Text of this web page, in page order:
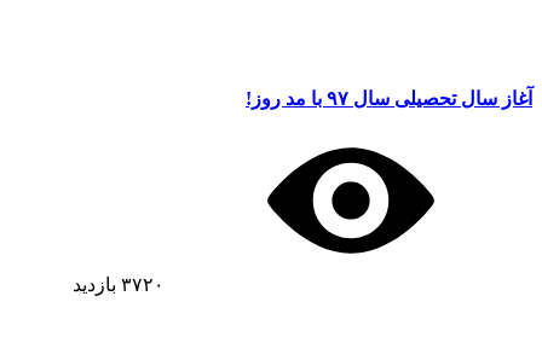
آغاز سال تحصیلی سال ۹۷ با مد روز!
۳۷۲۰ بازدید